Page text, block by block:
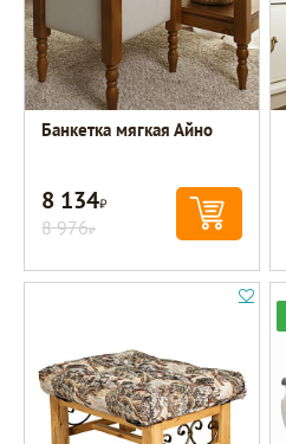
Банкетка мягкая Айно
8 134Р
8 976Р